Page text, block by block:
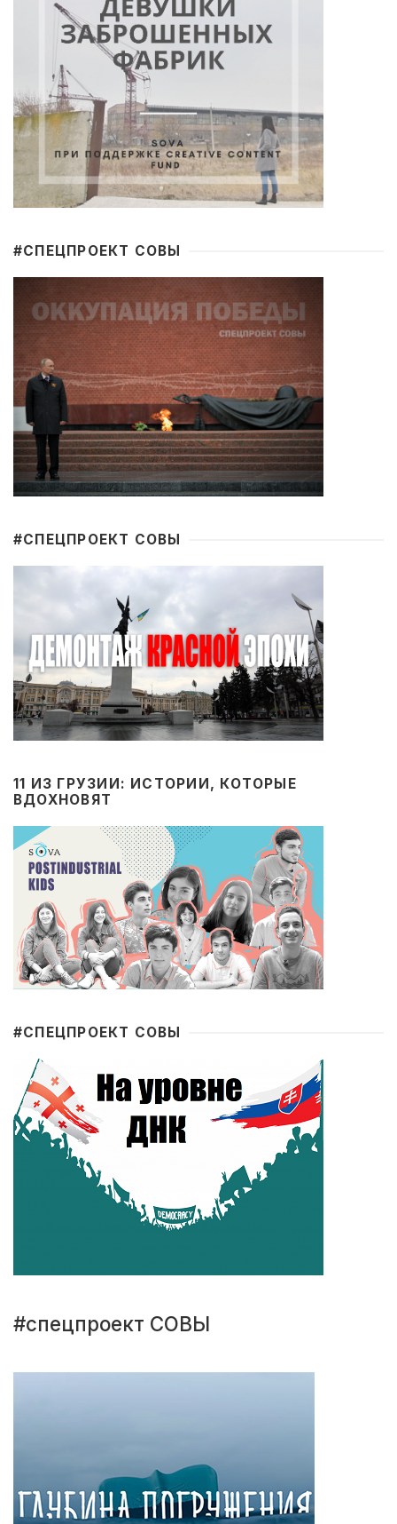
#CПЕЦПРОЕКТ СОВЫ
#CПЕЦПРОЕКТ СОВЫ
11 ИЗ ГРУЗИИ: ИСТОРИИ, КОТОРЫЕ
ВДОХНОВЯТ
#CПЕЦПРОЕКТ СОВЫ
#спецпроект СОВЫ